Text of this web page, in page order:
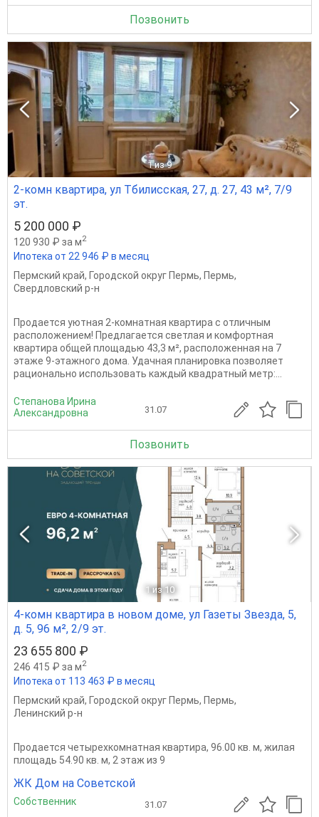
Позвонить
1 из 9
2-комн квартира, ул Тбилисская, 27, д. 27, 43 м², 7/9
эт.
5 200 000 ₽
120 930 ₽ за м2
Ипотека от 22 946 ₽ в месяц
Пермский край, Городской округ Пермь, Пермь,
Свердловский р-н
Продается уютная 2-комнатная квартира с отличным
расположением! Предлагается светлая и комфортная
квартира общей площадью 43,3 м², расположенная на 7
этаже 9-этажного дома. Удачная планировка позволяет
рационально использовать каждый квадратный метр:...
Степанова Ирина
Александровна
31.07
Позвонить
1 из 10
4-комн квартира в новом доме, ул Газеты Звезда, 5,
д. 5, 96 м², 2/9 эт.
23 655 800 ₽
246 415 ₽ за м2
Ипотека от 113 463 ₽ в месяц
Пермский край, Городской округ Пермь, Пермь,
Ленинский р-н
Продается четырехкомнатная квартира, 96.00 кв. м, жилая
площадь 54.90 кв. м, 2 этаж из 9
ЖК Дом на Советской
Собственник 31.07